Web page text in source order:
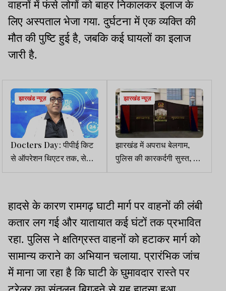
वाहनों में फंसे लोगों को बाहर निकालकर इलाज के
लिए अस्पताल भेजा गया. दुर्घटना में एक व्यक्ति की
मौत की पुष्टि हुई है, जबकि कई घायलों का इलाज
जारी है.
झारखंड न्यूज़
Docters Day: पीपीई किट
से ऑपरेशन थिएटर तक, सेवा व
समर्पण की मिसाल हैं डॉ. अजीत
झारखंड न्यूज़
झारखंड में अपराध बेलगाम,
पुलिस की कारकर्दगी सुस्त, कई
SP की शिकायत, फिर क्यों
हादसे के कारण रामगढ़ घाटी मार्ग पर वाहनों की लंबी
कतार लग गई और यातायात कई घंटों तक प्रभावित
रहा. पुलिस ने क्षतिग्रस्त वाहनों को हटाकर मार्ग को
सामान्य कराने का अभियान चलाया. प्रारंभिक जांच
में माना जा रहा है कि घाटी के घुमावदार रास्ते पर